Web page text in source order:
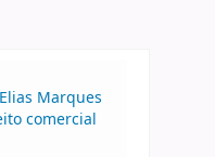
Marques
comercial